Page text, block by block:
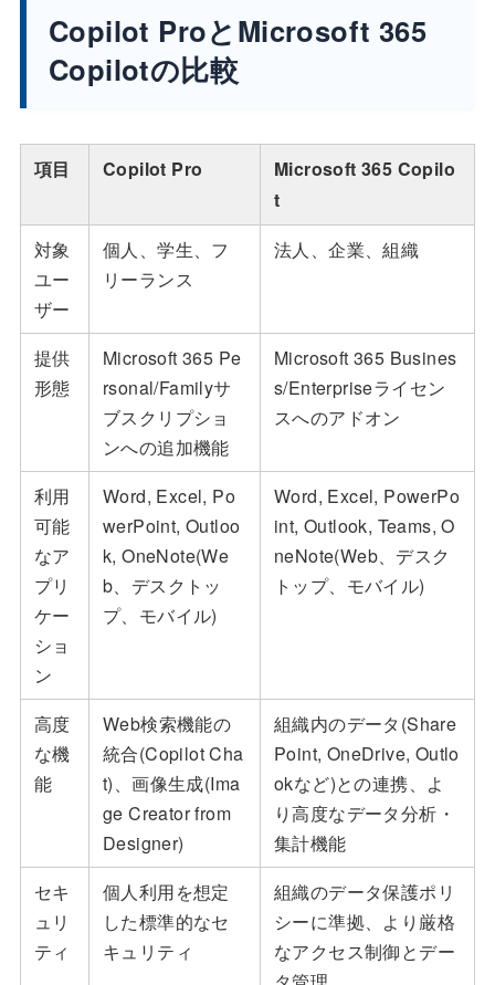
Copilot ProとMicrosoft 365
Copilotの比較
項目 Copilot Pro
Microsoft 365 Copilo
t
対象
ユー
ザー
個人、学生、フ
リーランス
法人、企業、組織
提供
形態
Microsoft 365 Pe
rsonal/Familyサ
ブスクリプショ
ンへの追加機能
Microsoft 365 Busines
s/Enterpriseライセン
スへのアドオン
利用
可能
なア
プリ
ケー
ショ
ン
Word, Excel, Po
werPoint, Outloo
k, OneNote(We
b、デスクトッ
プ、モバイル)
Word, Excel, PowerPo
int, Outlook, Teams, O
neNote(Web、デスク
トップ、モバイル)
高度
な機
能
Web検索機能の
統合(Copilot Cha
t)、画像生成(Ima
ge Creator from
Designer)
組織内のデータ(Share
Point, OneDrive, Outlo
okなど)との連携、よ
り高度なデータ分析・
集計機能
セキ
ュリ
ティ
個人利用を想定
した標準的なセ
キュリティ
組織のデータ保護ポリ
シーに準拠、より厳格
なアクセス制御とデー